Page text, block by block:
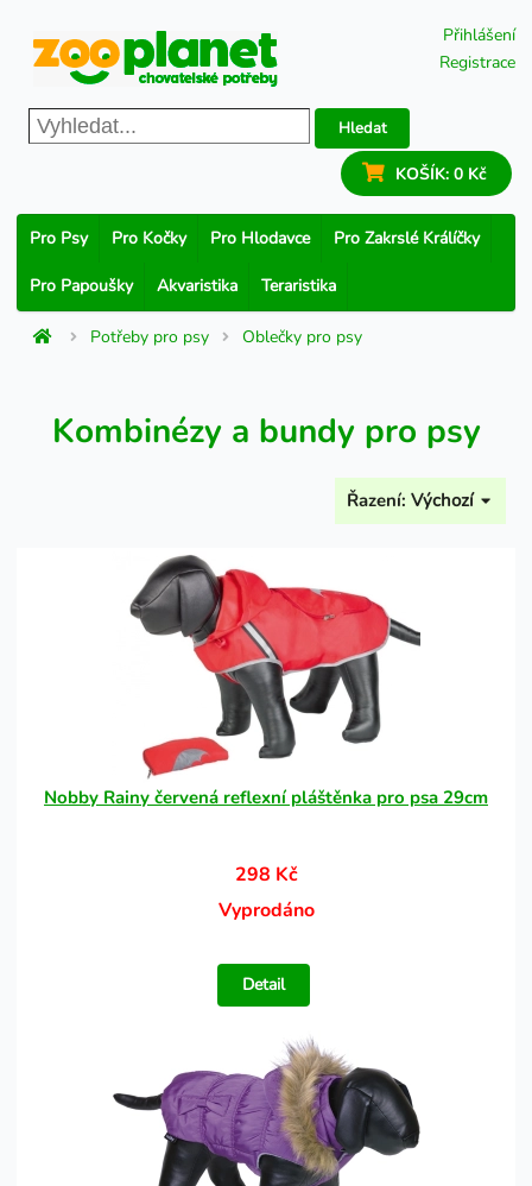
Přihlášení
Registrace
Hledat
KOŠÍK: 0 Kč
Pro Psy Pro Kočky Pro Hlodavce Pro Zakrslé Králíčky
Pro Papoušky Akvaristika Teraristika
Potřeby pro psy Oblečky pro psy
Kombinézy a bundy pro psy
Řazení: Výchozí
Nobby Rainy červená reflexní pláštěnka pro psa 29cm
298 Kč
Vyprodáno
Detail